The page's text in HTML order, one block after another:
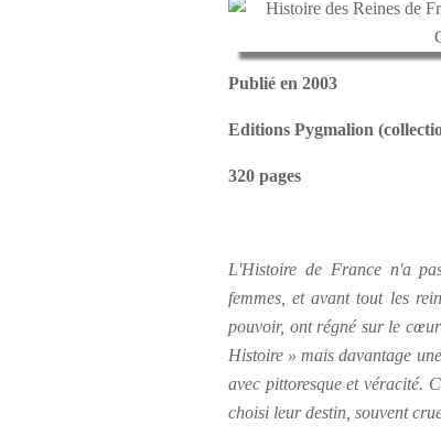
Publié en 2003
Editions Pygmalion
320 pages
L'Histoire de France n'a
femmes, et avant tout les
pouvoir, ont régné sur le cœur
Histoire » mais davantage
avec pittoresque et véracité.
choisi leur destin, souvent